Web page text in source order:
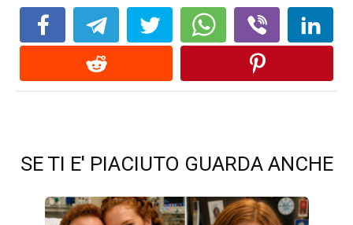
SE TI E' PIACIUTO GUARDA ANCHE